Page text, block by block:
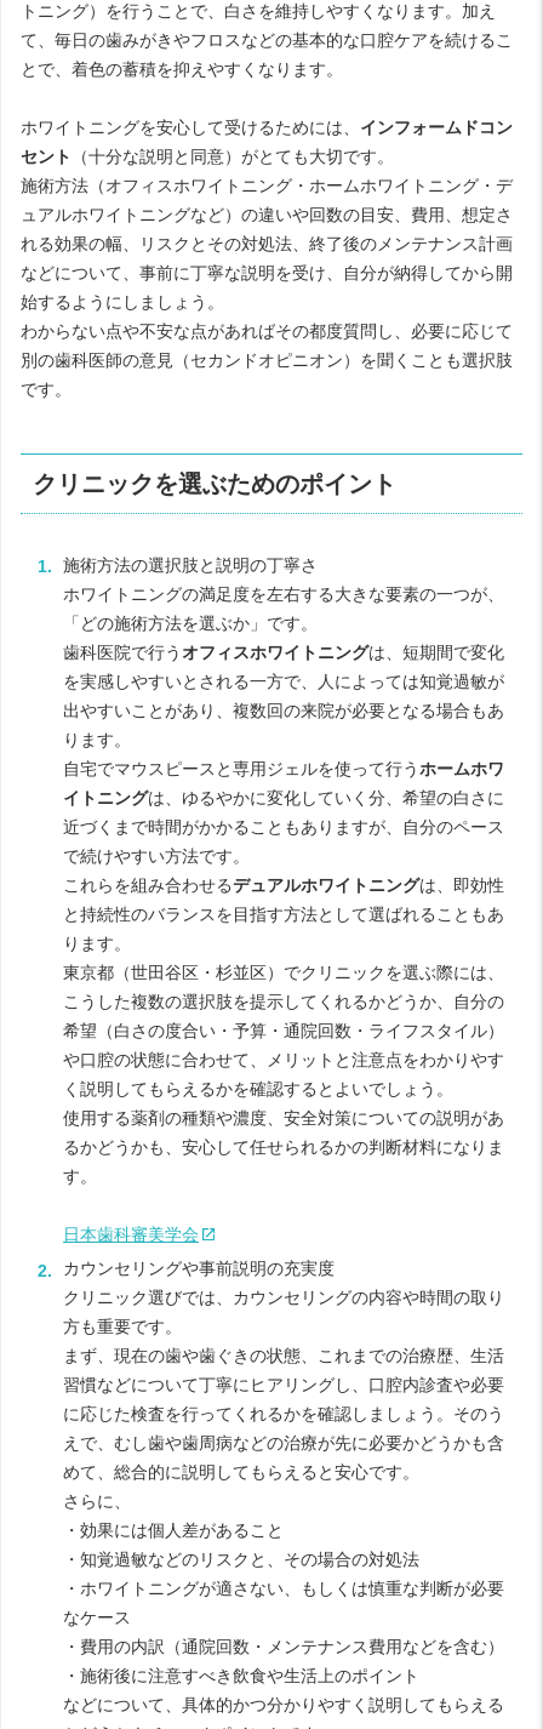
トニング）を行うことで、白さを維持しやすくなります。加え
て、毎日の歯みがきやフロスなどの基本的な口腔ケアを続けるこ
とで、着色の蓄積を抑えやすくなります。
ホワイトニングを安心して受けるためには、 インフォームドコン
セント
（十分な説明と同意）がとても大切です。
施術方法（オフィスホワイトニング・ホームホワイトニング・デ
ュアルホワイトニングなど）の違いや回数の目安、費用、想定さ
れる効果の幅、リスクとその対処法、終了後のメンテナンス計画
などについて、事前に丁寧な説明を受け、自分が納得してから開
始するようにしましょう。
わからない点や不安な点があればその都度質問し、必要に応じて
別の歯科医師の意見（セカンドオピニオン）を聞くことも選択肢
です。
クリニックを選ぶためのポイント
施術方法の選択肢と説明の丁寧さ
ホワイトニングの満足度を左右する大きな要素の一つが、
「どの施術方法を選ぶか」です。
歯科医院で行うオフィスホワイトニングは、短期間で変化
を実感しやすいとされる一方で、人によっては知覚過敏が
出やすいことがあり、複数回の来院が必要となる場合もあ
ります。
自宅でマウスピースと専用ジェルを使って行うホームホワ
イトニングは、ゆるやかに変化していく分、希望の白さに
近づくまで時間がかかることもありますが、自分のペース
で続けやすい方法です。
これらを組み合わせるデュアルホワイトニングは、即効性
と持続性のバランスを目指す方法として選ばれることもあ
ります。
東京都（世田谷区・杉並区）でクリニックを選ぶ際には、
こうした複数の選択肢を提示してくれるかどうか、自分の
希望（白さの度合い・予算・通院回数・ライフスタイル）
や口腔の状態に合わせて、メリットと注意点をわかりやす
く説明してもらえるかを確認するとよいでしょう。
使用する薬剤の種類や濃度、安全対策についての説明があ
るかどうかも、安心して任せられるかの判断材料になりま
す。
日本歯科審美学会
カウンセリングや事前説明の充実度
クリニック選びでは、カウンセリングの内容や時間の取り
方も重要です。
まず、現在の歯や歯ぐきの状態、これまでの治療歴、生活
習慣などについて丁寧にヒアリングし、口腔内診査や必要
に応じた検査を行ってくれるかを確認しましょう。そのう
えで、むし歯や歯周病などの治療が先に必要かどうかも含
めて、総合的に説明してもらえると安心です。
さらに、
・効果には個人差があること
・知覚過敏などのリスクと、その場合の対処法
・ホワイトニングが適さない、もしくは慎重な判断が必要
なケース
・費用の内訳（通院回数・メンテナンス費用などを含む）
・施術後に注意すべき飲食や生活上のポイント
などについて、具体的かつ分かりやすく説明してもらえる